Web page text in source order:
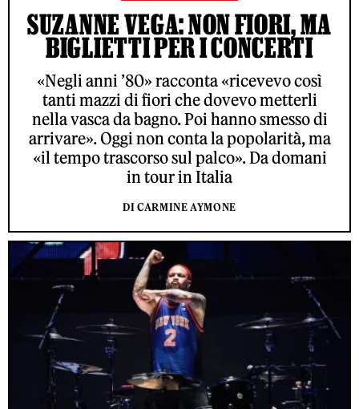
SUZANNE VEGA: NON FIORI, MA
BIGLIETTI PER I CONCERTI
«Negli anni ’80» racconta «ricevevo così
tanti mazzi di fiori che dovevo metterli
nella vasca da bagno. Poi hanno smesso di
arrivare». Oggi non conta la popolarità, ma
«il tempo trascorso sul palco». Da domani
in tour in Italia
DI CARMINE AYMONE